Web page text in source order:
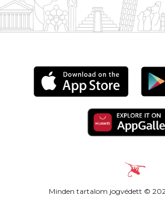
Minden tartalom jogvédett ©